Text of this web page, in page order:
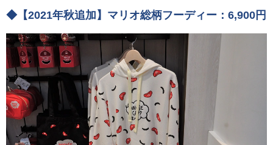
◆【2021年秋追加】マリオ総柄フーディー：6,900円